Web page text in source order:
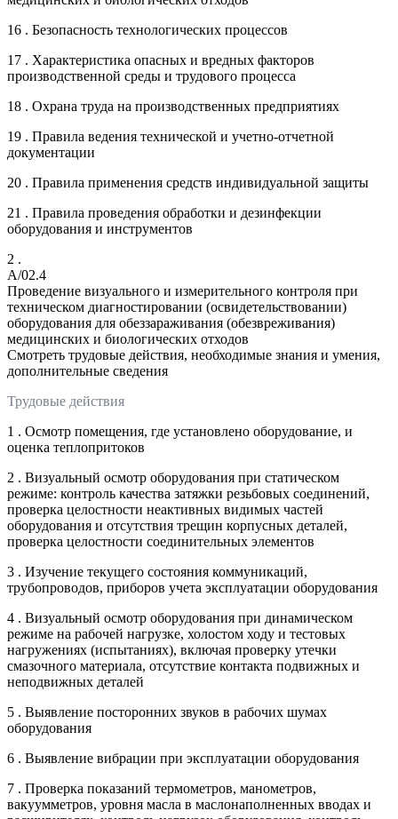
16 . Безопасность технологических процессов
17 . Характеристика опасных и вредных факторов
производственной среды и трудового процесса
18 . Охрана труда на производственных предприятиях
19 . Правила ведения технической и учетно-отчетной
документации
20 . Правила применения средств индивидуальной защиты
21 . Правила проведения обработки и дезинфекции
оборудования и инструментов
2 .
A/02.4
Проведение визуального и измерительного контроля при
техническом диагностировании (освидетельствовании)
оборудования для обеззараживания (обезвреживания)
медицинских и биологических отходов
Смотреть трудовые действия, необходимые знания и умения,
дополнительные сведения
Трудовые действия
1 . Осмотр помещения, где установлено оборудование, и
оценка теплопритоков
2 . Визуальный осмотр оборудования при статическом
режиме: контроль качества затяжки резьбовых соединений,
проверка целостности неактивных видимых частей
оборудования и отсутствия трещин корпусных деталей,
проверка целостности соединительных элементов
3 . Изучение текущего состояния коммуникаций,
трубопроводов, приборов учета эксплуатации оборудования
4 . Визуальный осмотр оборудования при динамическом
режиме на рабочей нагрузке, холостом ходу и тестовых
нагружениях (испытаниях), включая проверку утечки
смазочного материала, отсутствие контакта подвижных и
неподвижных деталей
5 . Выявление посторонних звуков в рабочих шумах
оборудования
6 . Выявление вибрации при эксплуатации оборудования
7 . Проверка показаний термометров, манометров,
вакуумметров, уровня масла в маслонаполненных вводах и